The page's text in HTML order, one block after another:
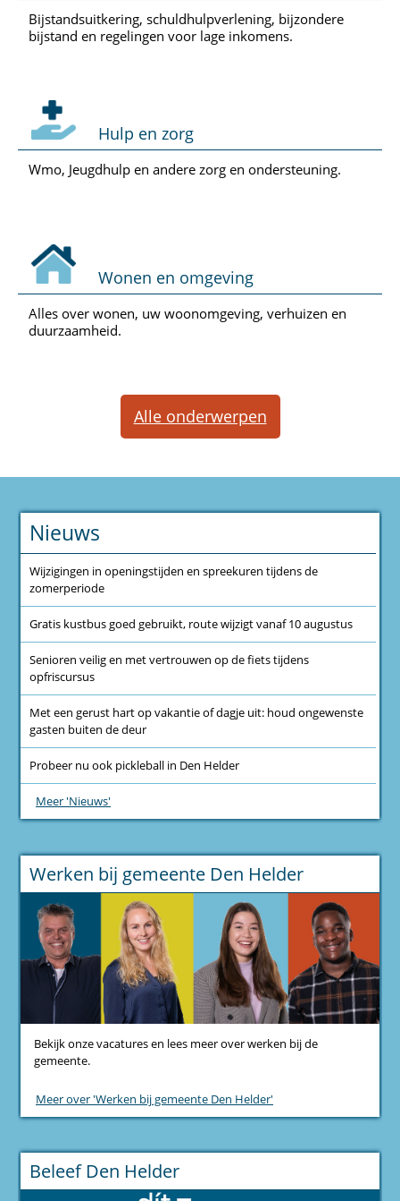
Bijstandsuitkering, schuldhulpverlening, bijzondere
bijstand en regelingen voor lage inkomens.
Hulp en zorg
Wmo, Jeugdhulp en andere zorg en ondersteuning.
Wonen en omgeving
Alles over wonen, uw woonomgeving, verhuizen en
duurzaamheid.
Alle onderwerpen
Nieuws
Wijzigingen in openingstijden en spreekuren tijdens de
zomerperiode
Gratis kustbus goed gebruikt, route wijzigt vanaf 10 augustus
Senioren veilig en met vertrouwen op de fiets tijdens
opfriscursus
Met een gerust hart op vakantie of dagje uit: houd ongewenste
gasten buiten de deur
Probeer nu ook pickleball in Den Helder
Meer 'Nieuws'
Werken bij gemeente Den Helder
Bekijk onze vacatures en lees meer over werken bij de
gemeente.
Meer over 'Werken bij gemeente Den Helder'
Beleef Den Helder